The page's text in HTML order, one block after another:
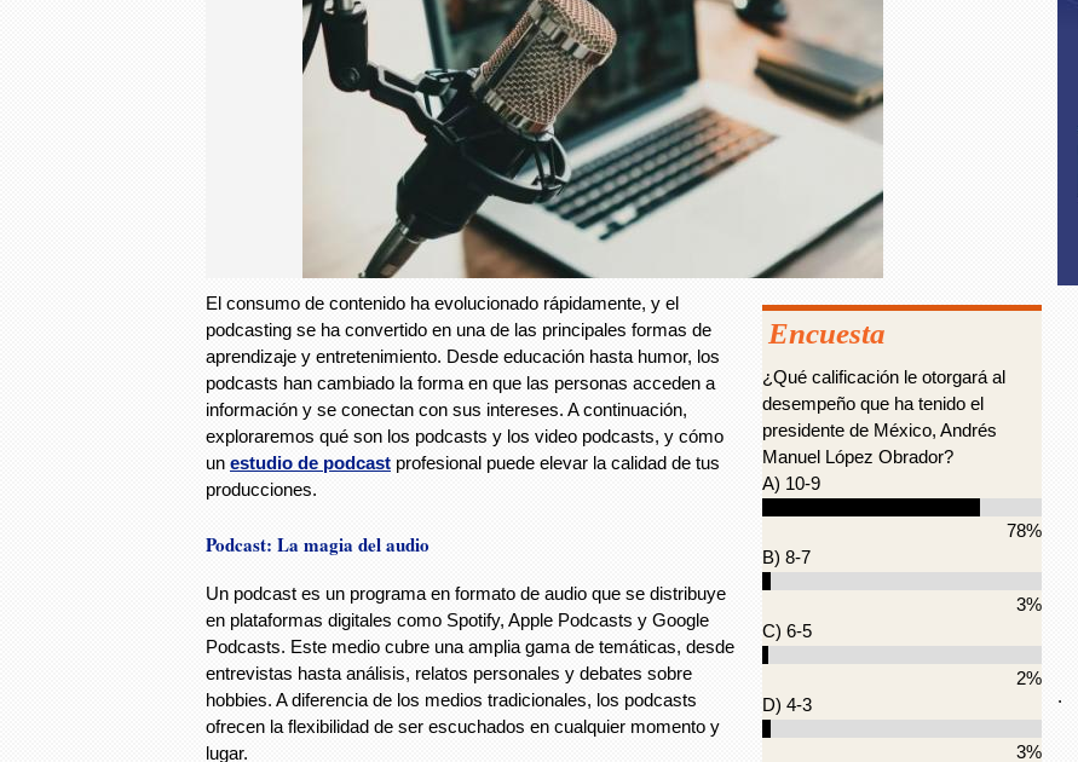
El consumo de contenido ha evolucionado rápidamente, y el
podcasting se ha convertido en una de las principales formas de
aprendizaje y entretenimiento. Desde educación hasta humor, los
podcasts han cambiado la forma en que las personas acceden a
información y se conectan con sus intereses. A continuación,
exploraremos qué son los podcasts y los video podcasts, y cómo
un estudio de podcast profesional puede elevar la calidad de tus
producciones.
Podcast: La magia del audio
Un podcast es un programa en formato de audio que se distribuye
en plataformas digitales como Spotify, Apple Podcasts y Google
Podcasts. Este medio cubre una amplia gama de temáticas, desde
entrevistas hasta análisis, relatos personales y debates sobre
hobbies. A diferencia de los medios tradicionales, los podcasts
ofrecen la flexibilidad de ser escuchados en cualquier momento y
lugar.
Encuesta
¿Qué calificación le otorgará al
desempeño que ha tenido el
presidente de México, Andrés
Manuel López Obrador?
A) 10-9
78%
B) 8-7
3%
C) 6-5
2%
D) 4-3
3%
.